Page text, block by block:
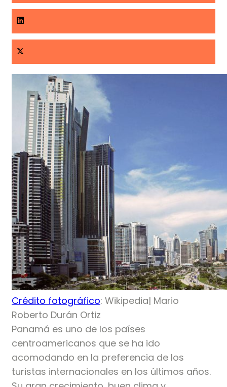
Crédito fotográfico: Wikipedia| Mario
Roberto Durán Ortiz
Panamá es uno de los países
centroamericanos que se ha ido
acomodando en la preferencia de los
turistas internacionales en los últimos años.